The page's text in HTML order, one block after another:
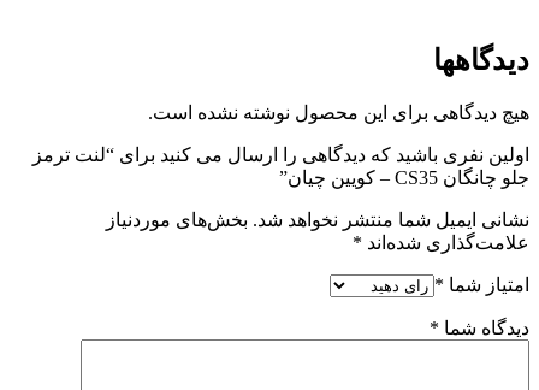
دیدگاهها
هیچ دیدگاهی برای این محصول نوشته نشده است.
اولین نفری باشید که دیدگاهی را ارسال می کنید برای “لنت ترمز
جلو چانگان CS35 – کویین چیان”
نشانی ایمیل شما منتشر نخواهد شد. بخش‌های موردنیاز
علامت‌گذاری شده‌اند *
امتیاز شما *
دیدگاه شما *